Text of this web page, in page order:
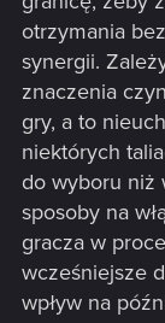
otrzymania
synergii.
znaczenia
gry, a to
niektórych
do wyboru niż
sposoby na
gracza w
wcześniejsze
wpływ na